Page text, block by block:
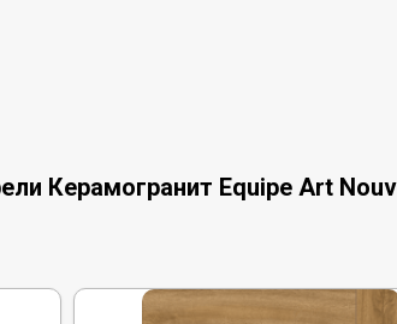
Керамогранит Equipe Art